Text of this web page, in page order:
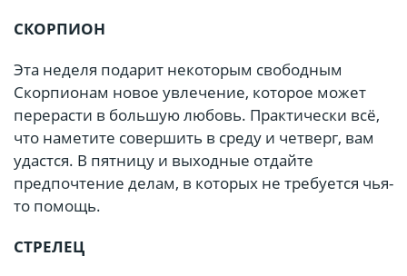
СКОРПИОН
Эта неделя подарит некоторым свободным
Скорпионам новое увлечение, которое может
перерасти в большую любовь. Практически всё,
что наметите совершить в среду и четверг, вам
удастся. В пятницу и выходные отдайте
предпочтение делам, в которых не требуется чья-
то помощь.
СТРЕЛЕЦ